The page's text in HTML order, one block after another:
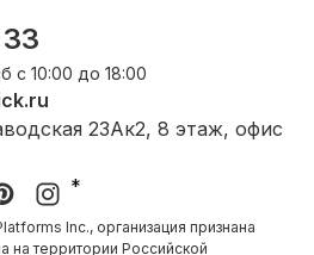
с 10:00 до 18:00
23Ак2, 8 этаж, офис
*
Inc., организация признана
на территории Российской